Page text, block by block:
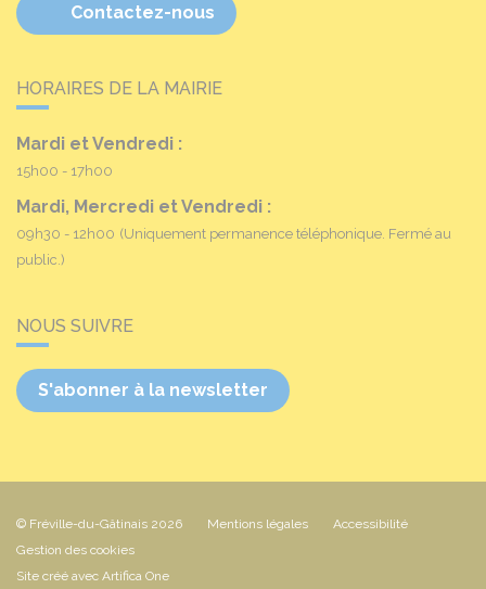
Contactez-nous
HORAIRES DE LA MAIRIE
Mardi et Vendredi :
15h00 - 17h00
Mardi, Mercredi et Vendredi :
09h30 - 12h00 (Uniquement permanence téléphonique. Fermé au
public.)
NOUS SUIVRE
S'abonner à la newsletter
© Fréville-du-Gâtinais 2026 Mentions légales
Accessibilité
Gestion des cookies
Site créé avec Artifica One